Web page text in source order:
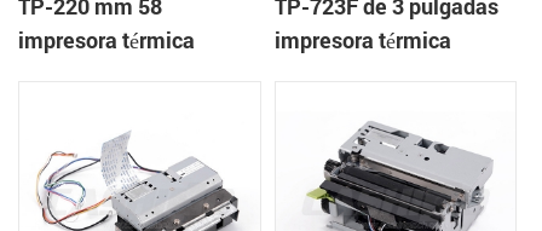
impresora térmica
impresora térmica